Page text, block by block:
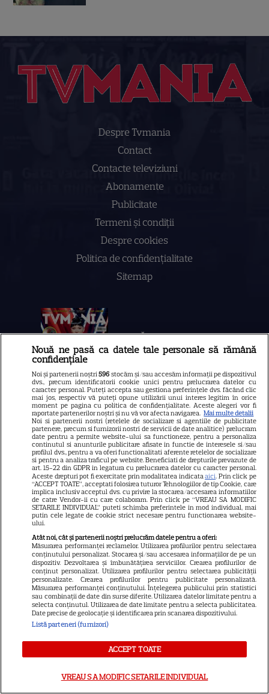
Despre Tvmania
Contact
Contacte televiziuni
Abonamente
Publicitate
Termeni și condiții
Despre cookies
Politica de confidenţialitate
Sitemap
NUMĂRUL CURENT
Libertatea
Libertatea pentru femei
GSP
Știri mondene
Avantaje
Elle
Unica
Retete practice
URMĂREȘTE-NE PE
Ringier Romania – Toate Drepturile rezervate
Nouă ne pasă ca datele tale personale să rămână
confidențiale
Noi și partenerii noștri596 stocăm și/sau accesăm informații pe dispozitivul
dvs., precum identificatorii cookie unici pentru prelucrarea datelor cu
caracter personal. Puteți accepta sau gestiona preferințele dvs. făcând clic
mai jos, respectiv vă puteți opune utilizării unui interes legitim în orice
moment pe pagina cu politica de confidențialitate. Aceste alegeri vor fi
raportate partenerilor noștri și nu vă vor afecta navigarea. Mai multe detalii
Noi si partenerii nostri (retelele de socializare si agentiile de publicitate
partenere, precum si furnizorii nostri de servicii de date analitice) prelucram
date pentru a permite website-ului sa functioneze, pentru a personaliza
continutul si anunturile publicitare afisate in functie de interesele si/sau
profilul dvs., pentru a va oferi functionalitati aferente retelelor de socializare
si pentru a analiza traficul pe website. Beneficiati de drepturile prevazute de
art. 15-22 din GDPR in legatura cu prelucrarea datelor cu caracter personal.
Aceste drepturi pot fi exercitate prin modalitatea indicataaici. Prin click pe
“ACCEPT TOATE”, acceptati folosirea tuturor Tehnologiilor de tip Cookie, care
implica inclusiv acceptul dvs. cu privire la stocarea/accesarea informatiilor
de catre Vendor-ii cu care colaboram. Prin click pe “VREAU SA MODIFIC
SETARILE INDIVIDUAL” puteti schimba preferintele in mod individual, mai
putin cele legate de cookie strict necesare pentru functionarea website-
ului.
Atât noi, cât și partenerii noștri prelucrăm datele pentru a oferi:
Măsurarea performanței reclamelor. Utilizarea profilurilor pentru selectarea
conținutului personalizat. Stocarea și/sau accesarea informațiilor de pe un
dispozitiv. Dezvoltarea și îmbunătățirea serviciilor. Crearea profilurilor de
conținut personalizat. Utilizarea profilurilor pentru selectarea publicității
personalizate. Crearea profilurilor pentru publicitate personalizată.
Măsurarea performanței conținutului. Înțelegerea publicului prin statistici
sau combinații de date din surse diferite. Utilizarea datelor limitate pentru a
selecta conținutul. Utilizarea de date limitate pentru a selecta publicitatea.
Date precise de geolocație și identificarea prin scanarea dispozitivului.
Listă parteneri (furnizori)
ACCEPT TOATE
VREAU SA MODIFIC SETARILE INDIVIDUAL